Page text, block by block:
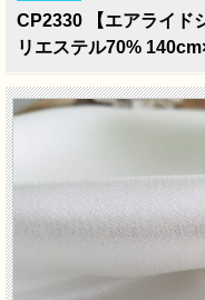
CP2330 【エアライ
リエステル70%